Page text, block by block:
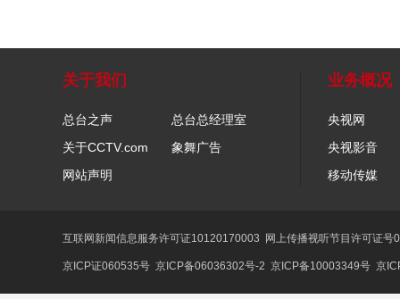
关于我们
总台之声
总台总经理室
关于CCTV.com
象舞广告
网站声明
业务概况
央视网
央视影音
移动传媒
互联网新闻信息服务许可证10120170003 网上传播视听节目许可证
京ICP证060535号 京ICP备06036302号-2 京ICP备10003349号 京